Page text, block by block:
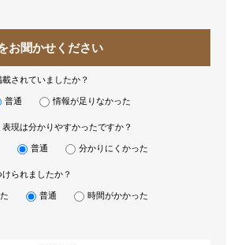
お聞かせください
されていましたか？
普通 情報が足りなかった
現は分かりやすかったですか？
普通 分かりにくかった
られましたか？
普通 時間がかかった